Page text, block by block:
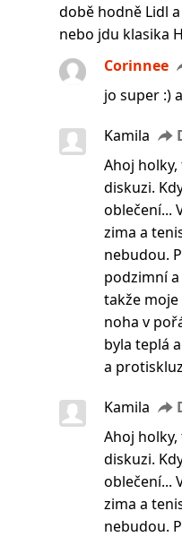
době hodně Lidl
nebo jdu klasika
Corinnee
jo super :)
Kamila
Ahoj
diskuzi.
oblečení...
zima a
nebudou.
podzimní a
takže
noha v
byla teplá
a
Kamila
Ahoj
diskuzi.
oblečení...
zima a
nebudou.